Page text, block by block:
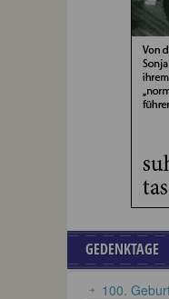
GEDENKTAGE
100.